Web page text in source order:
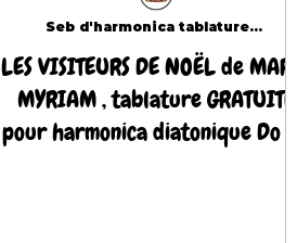
LES VISITEURS DE NOËL de MARIE
MYRIAM , tablature GRATUITE
pour harmonica diatonique Do / C
Seb d'harmonica tablatures.com